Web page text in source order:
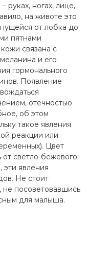
руках, ногах, лице,
на животе это
от лобка до
пятнами
связана с
и его
гормонального
Появление
отечностью
об этом
такое явления
реакции или
Цвет
светло-бежевого
эти явления
Не стоит
не посоветовавшись
для малыша.